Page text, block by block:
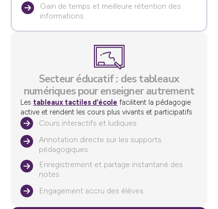
Gain de temps et meilleure rétention des
informations
Secteur éducatif : des tableaux
numériques pour enseigner autrement
Les tableaux tactiles d’école facilitent la pédagogie
active et rendent les cours plus vivants et participatifs.
Cours interactifs et ludiques
Annotation directe sur les supports
pédagogiques
Enregistrement et partage instantané des
notes
Engagement accru des élèves